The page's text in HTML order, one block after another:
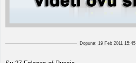
Dopuna: 19 Feb 2011 15:45